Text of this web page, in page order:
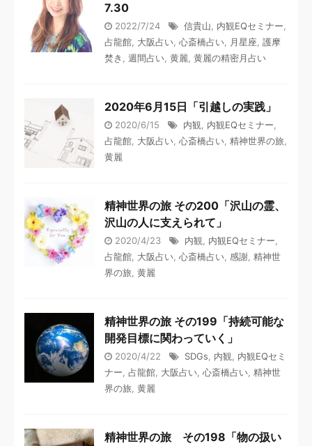
7.30
2022/7/24 信貴山, 内観EQセミナー,
占龍館, 大阪占い, 心斎橋占い, 月星座, 護摩
焚き , 週間占い, 黄麗, 黄麗の精密月占い
2020年6月15日「引越しの実践」
2020/6/15 内観, 内観EQセミナー,
占龍館, 大阪占い, 心斎橋占い, 精神世界の旅,
黄麗
精神世界の旅 その200「沢山の霊、
沢山の人に支えられて」
2020/4/23 内観, 内観EQセミナー,
占龍館, 大阪占い, 心斎橋占い, 感謝, 精神世
界の旅, 黄麗
精神世界の旅 その199「持続可能な
開発目標に関わっていく」
2020/4/22 SDGs, 内観, 内観EQセミ
ナー, 占龍館, 大阪占い, 心斎橋占い, 精神世
界の旅, 黄麗
精神世界の旅 その198「物の扱い